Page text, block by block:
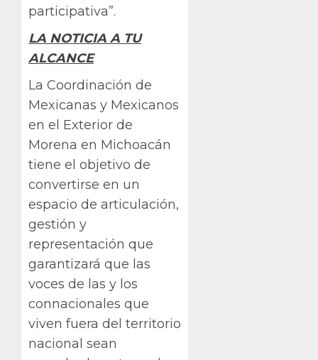
participativa”.
LA NOTICIA A TU
ALCANCE
La Coordinación de
Mexicanas y Mexicanos
en el Exterior de
Morena en Michoacán
tiene el objetivo de
convertirse en un
espacio de articulación,
gestión y
representación que
garantizará que las
voces de las y los
connacionales que
viven fuera del territorio
nacional sean